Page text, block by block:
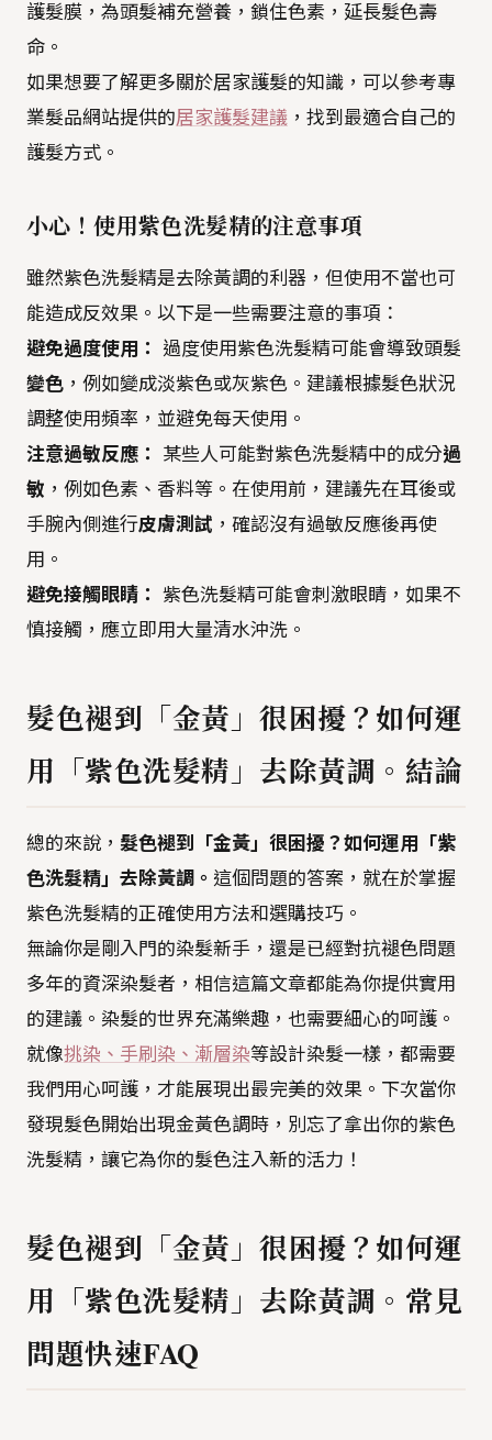
護髮膜，為頭髮補充營養，鎖住色素，延長髮色壽
命。
如果想要了解更多關於居家護髮的知識，可以參考專
業髮品網站提供的居家護髮建議 ，找到最適合自己的
護髮方式。
小心！使用紫色洗髮精的注意事項
雖然紫色洗髮精是去除黃調的利器，但使用不當也可
能造成反效果。以下是一些需要注意的事項：
避免過度使用：
過度使用紫色洗髮精可能會導致頭髮
變色 ，例如變成淡紫色或灰紫色。建議根據髮色狀況
調整使用頻率，並避免每天使用。
注意過敏反應：
某些人可能對紫色洗髮精中的成分過
敏 ，例如色素、香料等。在使用前，建議先在耳後或
手腕內側進行皮膚測試 ，確認沒有過敏反應後再使
用。
避免接觸眼睛： 紫色洗髮精可能會刺激眼睛，如果不
慎接觸，應立即用大量清水沖洗。
髮色褪到「金黃」很困擾？如何運
用「紫色洗髮精」去除黃調。結論
總的來說， 髮色褪到「金黃」很困擾？如何運用「紫
色洗髮精」去除黃調。 這個問題的答案，就在於掌握
紫色洗髮精的正確使用方法和選購技巧。
無論你是剛入門的染髮新手，還是已經對抗褪色問題
多年的資深染髮者，相信這篇文章都能為你提供實用
的建議。染髮的世界充滿樂趣，也需要細心的呵護。
就像挑染、手刷染、漸層染等設計染髮一樣，都需要
我們用心呵護，才能展現出最完美的效果。下次當你
發現髮色開始出現金黃色調時，別忘了拿出你的紫色
洗髮精，讓它為你的髮色注入新的活力！
髮色褪到「金黃」很困擾？如何運
用「紫色洗髮精」去除黃調。常見
問題快速FAQ